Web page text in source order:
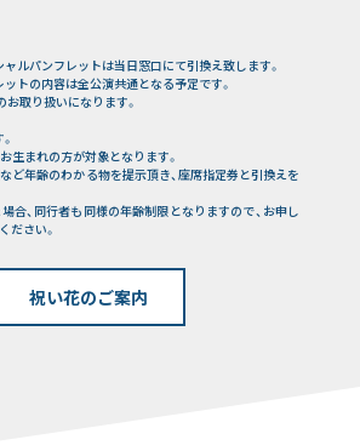
ャルパンフレットは当日窓口にて引換え致します。
ットの内容は全公演共通となる予定です。
お取り扱いになります。
生まれの方が対象となります。
など年齢のわかる物を提示頂き、座席指定券と引換えを
合、同行者も同様の年齢制限となりますので、お申し
ださい。
祝い花のご案内